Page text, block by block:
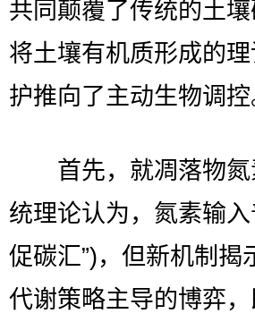
共同颠覆了传统的土
将土壤有机质形成的
护推向了主动生物调控
首先，就凋落物氮
统理论认为，氮素输
促碳汇”)，但新机制揭
代谢策略主导的博弈